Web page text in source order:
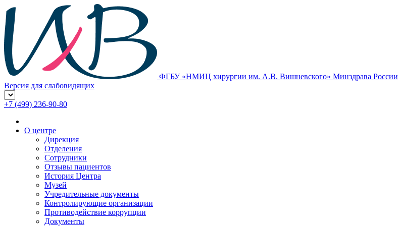
ФГБУ «НМИЦ хирургии им. А.В. Вишневского» Минздрава России
Версия для слабовидящих
+7 (499) 236-90-80
О центре
Дирекция
Отделения
Сотрудники
Отзывы пациентов
История Центра
Музей
Учредительные документы
Контролирующие организации
Противодействие коррупции
Документы